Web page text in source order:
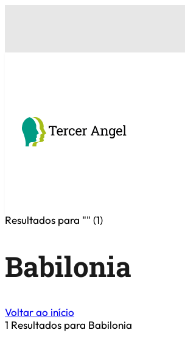
Resultados para "" (1)
Babilonia
Voltar ao início
1 Resultados para Babilonia